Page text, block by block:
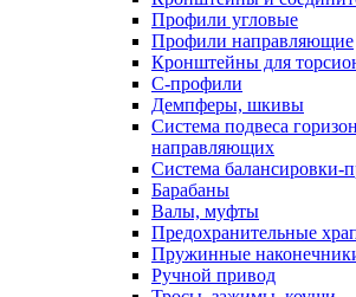
Профили угловые
Профили направляющие
Кронштейны для
С-профили
Демпферы, шкивы
Система подвеса
направляющих
Система балансировки-
Барабаны
Валы, муфты
Предохранительные
Пружинные
Ручной привод